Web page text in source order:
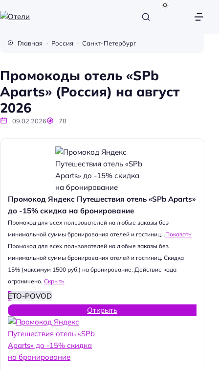
и
Главная Россия Санкт-Петербург
Промокоды отель «SPb
Aparts» (Россия) на август
2026
09.02.2026 78
Промокод Яндекс Путешествия отель «SPb Aparts»
до -15% скидка на бронирование
Промокод для всех пользователей на любые заказы без
минимальной суммы бронирования отелей и гостиниц...Показать
Промокод для всех пользователей на любые заказы без
минимальной суммы бронирования отелей и гостиниц. Скидка
15% (максимум 1500 руб.) на бронирование. Действие кода
ограничено. Скрыть
ETO-POVOD
Открыть